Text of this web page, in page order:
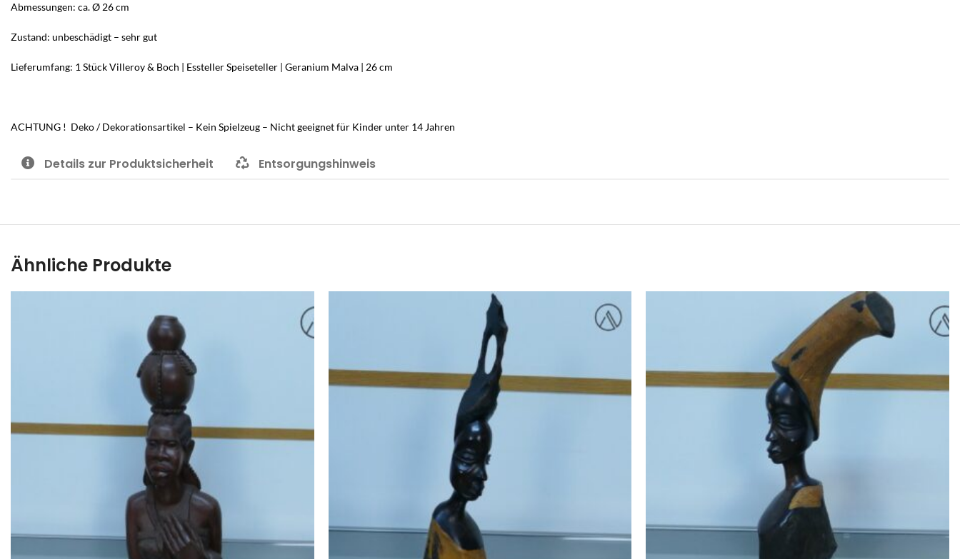
Abmessungen: ca. Ø 26 cm
Zustand: unbeschädigt – sehr gut
Lieferumfang: 1 Stück Villeroy & Boch | Essteller Speiseteller | Geranium Malva | 26 cm
ACHTUNG ! Deko / Dekorationsartikel – Kein Spielzeug – Nicht geeignet für Kinder unter 14 Jahren
Details zur Produktsicherheit Entsorgungshinweis
Ähnliche Produkte